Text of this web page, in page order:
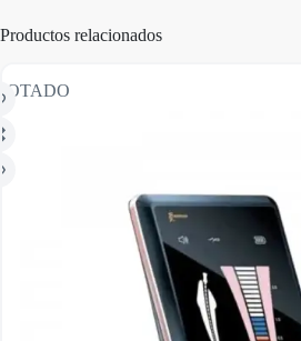
Productos relacionados